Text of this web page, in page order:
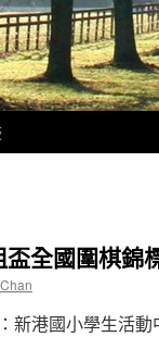
全國圍棋錦
Chan
新港國小學生活